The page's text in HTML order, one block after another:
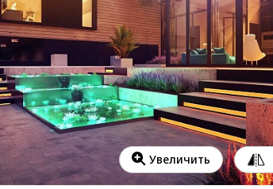
Увеличить